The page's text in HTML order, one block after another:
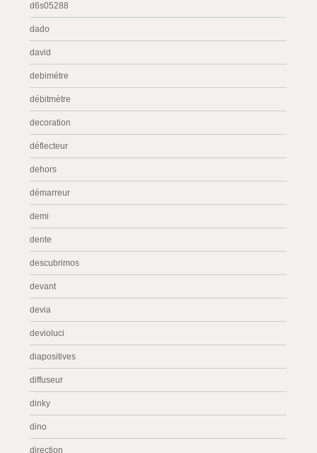
d6s05288
dado
david
debimétre
débitmètre
decoration
déflecteur
dehors
démarreur
demi
dente
descubrimos
devant
devia
devioluci
diapositives
diffuseur
dinky
dino
direction